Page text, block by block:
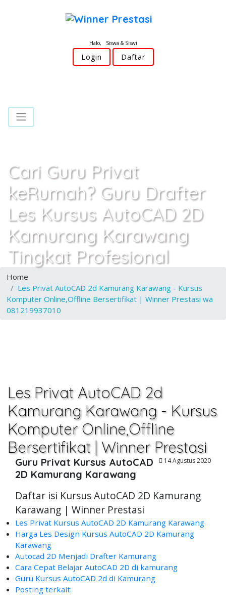
Halo, Siswa & Siswi
Login Daftar
Cari Guru Privat
keRumah? Guru Drafter
Les Kursus AutoCAD 2D
Kamurang Karawang
Tingkat Profesional
Home
Les Privat AutoCAD 2d Kamurang Karawang - Kursus
Komputer Online,Offline Bersertifikat | Winner Prestasi wa
081219937010
Les Privat AutoCAD 2d
Kamurang Karawang - Kursus
Komputer Online,Offline
Bersertifikat | Winner Prestasi
14 Agustus 2020
Guru Privat Kursus AutoCAD
2D Kamurang Karawang
Daftar isi Kursus AutoCAD 2D Kamurang
Karawang | Winner Prestasi
Les Privat Kursus AutoCAD 2D Kamurang Karawang
Harga Les Design Kursus AutoCAD 2D Kamurang
Karawang
Autocad 2D Menjadi Drafter Kamurang
Cara Cepat Belajar AutoCAD 2D di kamurang
Guru Kursus AutoCAD 2d di Kamurang
Posting terkait: